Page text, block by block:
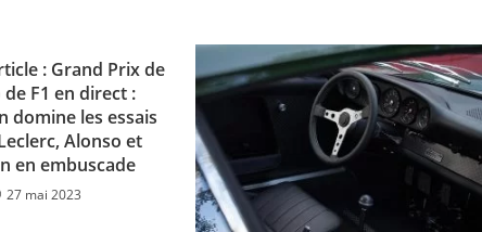
: Grand Prix de
F1 en direct :
domine les essais
Alonso et
en embuscade
27 mai 2023